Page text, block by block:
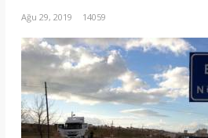
Ağu 29, 2019 14059